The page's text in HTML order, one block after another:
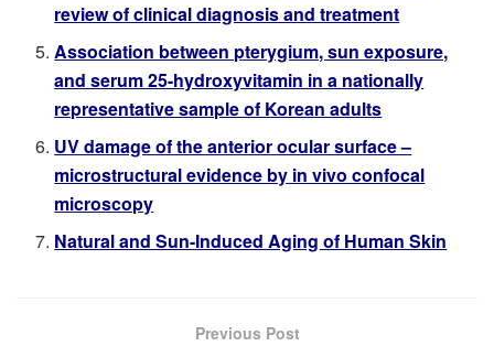
review of clinical diagnosis and treatment
Association between pterygium, sun exposure,
and serum 25-hydroxyvitamin in a nationally
representative sample of Korean adults
UV damage of the anterior ocular surface –
microstructural evidence by in vivo confocal
microscopy
Natural and Sun-Induced Aging of Human Skin
Previous Post